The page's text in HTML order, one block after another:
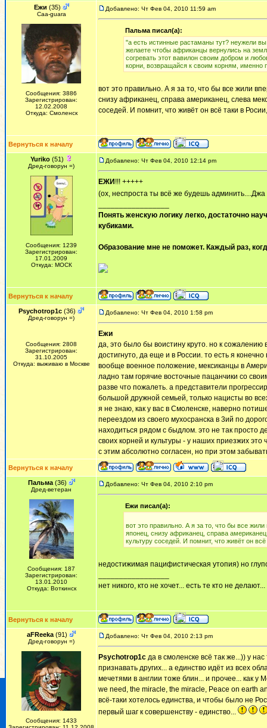
Ежи (35)
Сaa-guara
Сообщения: 3886
Зарегистрирован:
12.02.2008
Откуда: Смоленск
Добавлено: Чт Фев 04, 2010 11:59 am
Пальма писал(а):
"а есть истинные растаманы тут? неужели
желаете чтобы африканцы вернулись на
согревать этот вавилон своим добром и
корни, возвращайся к своим корням, именно
вот это правильно. А я за то, что бы все жили
снизу африканец, справа американец, слева
соседей. И помнит, что живёт он всё таки в
Вернуться к началу
Yuriko (51)
Дред-говорун =)
Сообщения: 1239
Зарегистрирован:
17.01.2009
Откуда: МОСК
Добавлено: Чт Фев 04, 2010 12:14 pm
ЕЖИ !!! +++++
(ох, неспроста ты всё же будешь
Понять женскую логику легко, достаточно
кубиками.
Образование мне не поможет. Каждый раз,
Вернуться к началу
Psychotrop1c (36)
Дред-говорун =)
Сообщения: 2808
Зарегистрирован:
31.10.2005
Откуда: выживаю в Москве
Добавлено: Чт Фев 04, 2010 1:58 pm
Ежи
да, это было бы воистину круто. но к сожалению
достигнуто, да еще и в России. то есть я
вообще военное положение, мексиканцы в
ладно там горячие восточные пацанчики со
разве что пожалеть. а представители
большой дружной семьей, только нацисты во
я не знаю, как у вас в Смоленске, наверно
переездом из своего мухосранска в 3ий по
находиться рядом с быдлом. это не так просто
своих корней и культуры - у наших приезжих это
с этим абсолютно согласен, но при этом
Вернуться к началу
Пальма(36)
Дред-ветеран
Сообщения: 187
Зарегистрирован:
13.01.2010
Откуда: Воткинск
Добавлено: Чт Фев 04, 2010 2:10 pm
Ежи писал(а):
вот это правильно. А я за то, что бы все
японец, снизу африканец, справа
культуру соседей. И помнит, что живёт он
недостижимая пацифистическая утопия) но
нет никого, кто не хочет... есть те кто не делают...
Вернуться к началу
aFReeka (91)
Дред-говорун =)
Сообщения: 1433
Добавлено: Чт Фев 04, 2010 2:13 pm
Psychotrop1c да в смоленске всё так же...)) у
признавать других... а единство идёт из всех
мечетями в англии тоже блин... и прочее... как
we need, the miracle, the miracle, Peace on earth
всё-таки хотелось единства, и чтобы было не
первый шаг к совершенству - единство...